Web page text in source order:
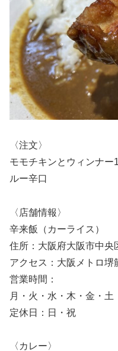
〈注文〉
モモチキンとウィンナー
ルー辛口
〈店舗情報〉
辛来飯（カーライス）
住所：大阪府大阪市中央
アクセス：大阪メトロ
営業時間：
月・火・水・木・金・
定休日：日・祝
〈カレー〉